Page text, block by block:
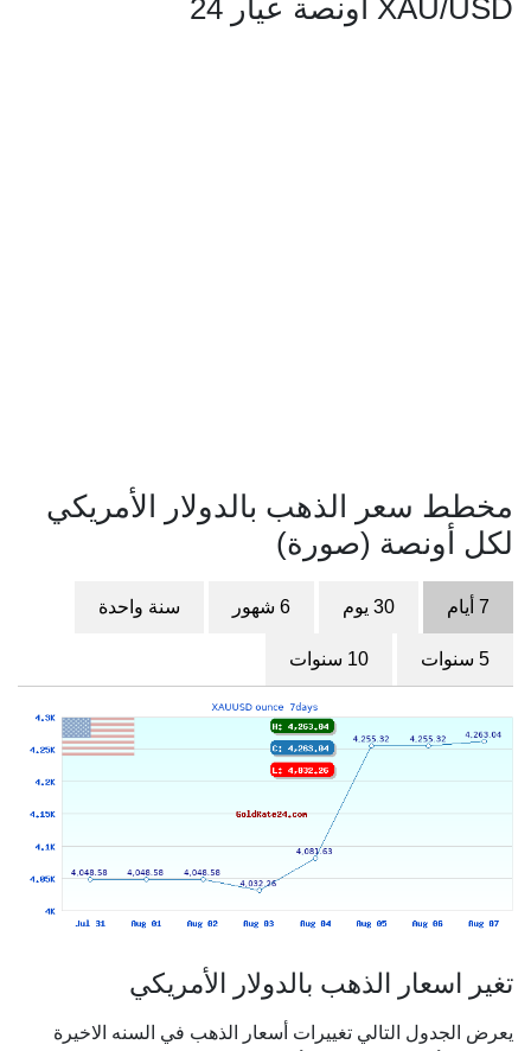
XAU/USD أونصة عيار 24
مخطط سعر الذهب بالدولار الأمريكي
لكل أونصة (صورة)
7 أيام 30 يوم 6 شهور سنة واحدة
5 سنوات 10 سنوات
تغير اسعار الذهب بالدولار الأمريكي
يعرض الجدول التالي تغييرات أسعار الذهب في السنه الاخيرة